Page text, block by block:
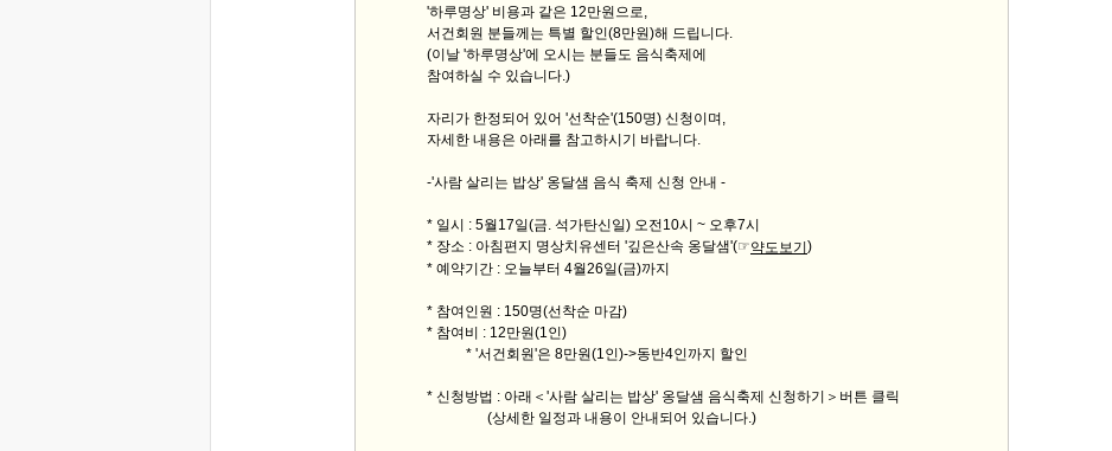
'하루명상' 비용과 같은 12만원으로,
서건회원 분들께는 특별 할인(8만원)해 드립니다.
(이날 '하루명상'에 오시는 분들도 음식축제에
참여하실 수 있습니다.)
자리가 한정되어 있어 '선착순'(150명) 신청이며,
자세한 내용은 아래를 참고하시기 바랍니다.
-'사람 살리는 밥상' 옹달샘 음식 축제 신청 안내 -
* 일시 : 5월17일(금. 석가탄신일) 오전10시 ~ 오후7시
* 장소 : 아침편지 명상치유센터 '깊은산속 옹달샘'(☞약도보기 )
* 예약기간 : 오늘부터 4월26일(금)까지
* 참여인원 : 150명(선착순 마감)
* 참여비 : 12만원(1인)
* '서건회원'은 8만원(1인)->동반4인까지 할인
* 신청방법 : 아래＜'사람 살리는 밥상' 옹달샘 음식축제 신청하기＞버튼 클릭
(상세한 일정과 내용이 안내되어 있습니다.)